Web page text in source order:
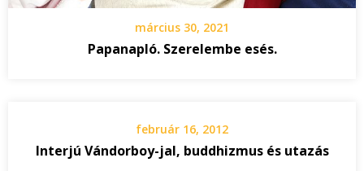
március 30, 2021
Papanapló. Szerelembe esés.
február 16, 2012
Interjú Vándorboy-jal, buddhizmus és utazás